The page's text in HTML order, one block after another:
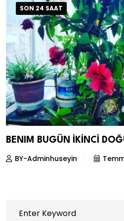
SON 24 SAAT
BENIM BUGÜN İKİNCİ
BY-Adminhuseyin